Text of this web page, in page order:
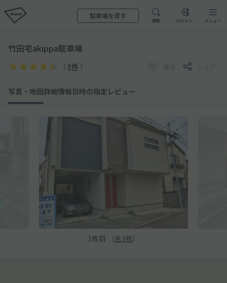
駐車場を貸す
検索 ログイン メニュー
竹田宅akippa駐車場
（ 5件 ） 保存 シェア
写真・地図詳細情報日時の指定 レビュー
1 枚目 （全3枚）